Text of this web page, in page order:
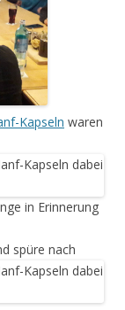
Kapseln waren
in Erinnerung
spüre nach